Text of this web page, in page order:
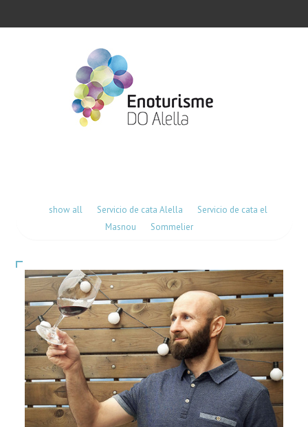
show all Servicio de cata Alella
Servicio de cata el
Masnou
Sommelier